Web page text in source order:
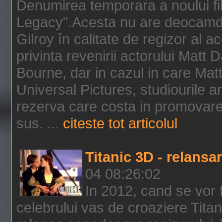
Denumirea temporara a noului
Legacy".Acesta nu are
Gilroy în calitate de regizor al
privinta revenirii actorului Matt
Bourne, dar in cazul in care
Universal Pictures, studiourile
rezerva care costa in
sus. ... citeste tot articolul
Titanic 3D -
04 08:26:02
In 2012, cand se
celebrului vas de croaziere